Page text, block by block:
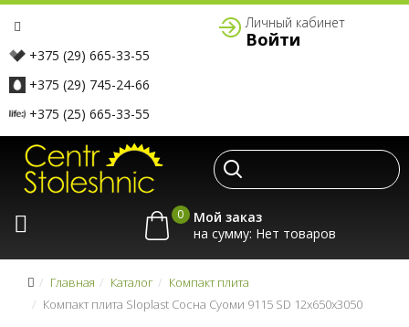
+375 (29) 665-33-55
+375 (29) 745-24-66
+375 (25) 665-33-55
Личный кабинет
Войти
0
Мой заказ
на сумму:
Главная Каталог
Компакт плита
Компакт плита Sloplast Сосна Суоми 9115 SD 12x650x3050